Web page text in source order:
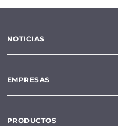
NOTICIAS
EMPRESAS
PRODUCTOS